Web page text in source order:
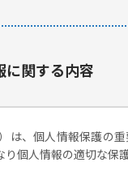
に関する内容
は、個人情報保護の
個人情報の適切な保護